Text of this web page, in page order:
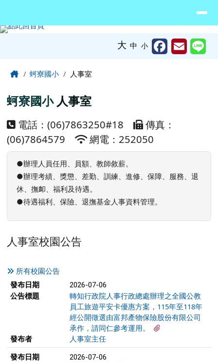
大 中 小
Home蚵寮國小 人事室
蚵寮國小人事室
電話：(06)7863250#18
傳真：
(06)7864579
網電：252050
●辦理人員任用、員額、教師敘薪。
●辦理考績、獎懲、差勤、訓練、進修、保障、服務、退
休、撫卹、福利及待遇。
●待遇福利、保險、退撫基金人事資料管理。
人事室校園公告
所有校園公告
新聞列表
發布日期 2026-07-06
公告標題
轉知行政院人事行政總處辦理之全國公教
員工旅遊平安卡優惠方案，115年至118年
經公開徵選由富邦產物保險股份有限公司
承作，請同仁參考運用。
發布者
人事室主任
發布日期
2026-07-06